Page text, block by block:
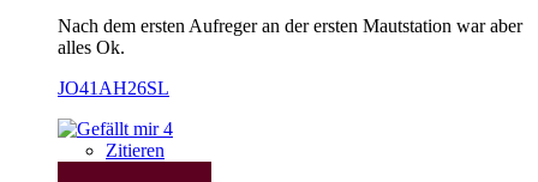
Nach dem ersten Aufreger an der ersten Mautstation war aber
alles Ok.
JO41AH26SL
4
Zitieren